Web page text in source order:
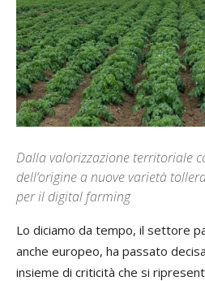
Dalla valorizzazione territoriale
dell’origine a nuove varietà
per il digital farming
Lo diciamo da tempo, il settore
anche europeo, ha passato
insieme di criticità che si